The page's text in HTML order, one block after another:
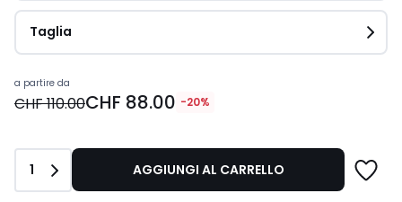
Taglia
Prezzo
a
88.00
invece
a partire da
CHF 110.00CHF 88.00 -20%
Quantità
1 AGGIUNGI AL CARRELLO